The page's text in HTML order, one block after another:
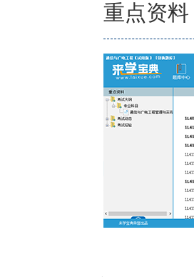
重点资料